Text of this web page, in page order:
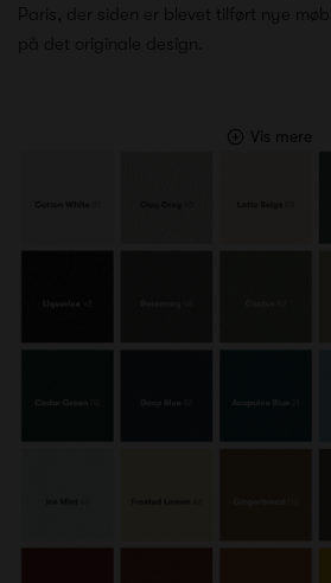
Paris, der siden er blevet tilført nye
på det originale design.
Vis mere